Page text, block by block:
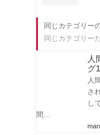
同じカテゴリー
同じカテゴリー
人
グ
人
さ
し
間…